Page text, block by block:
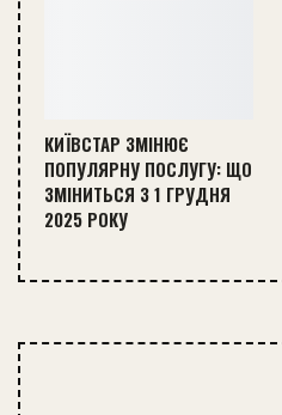
КИЇВСТАР ЗМІНЮЄ
ПОПУЛЯРНУ ПОСЛУГУ: ЩО
ЗМІНИТЬСЯ З 1 ГРУДНЯ
2025 РОКУ